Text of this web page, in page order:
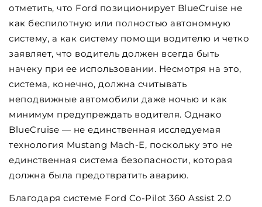
отметить, что Ford позиционирует BlueCruise не
как беспилотную или полностью автономную
систему, а как систему помощи водителю и четко
заявляет, что водитель должен всегда быть
начеку при ее использовании. Несмотря на это,
система, конечно, должна считывать
неподвижные автомобили даже ночью и как
минимум предупреждать водителя. Однако
BlueCruise — не единственная исследуемая
технология Mustang Mach-E, поскольку это не
единственная система безопасности, которая
должна была предотвратить аварию.
Благодаря системе Ford Co-Pilot 360 Assist 2.0